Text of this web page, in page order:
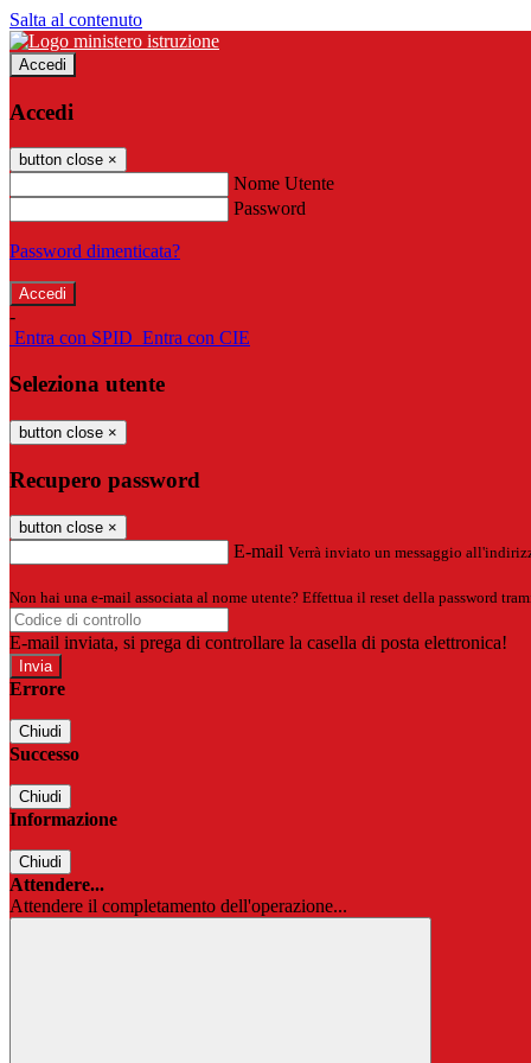
Salta al contenuto
Accedi
Accedi
button close ×
Nome Utente
Password
Password dimenticata?
-
Entra con SPID Entra con CIE
Seleziona utente
button close ×
Recupero password
button close ×
E-mail Verrà inviato un messaggio
Non hai una e-mail associata al nome utente? Effettua il reset della password
E-mail inviata, si prega di controllare la casella di posta elettronica!
Errore
Chiudi
Successo
Chiudi
Informazione
Chiudi
Attendere...
Attendere il completamento dell'operazione...